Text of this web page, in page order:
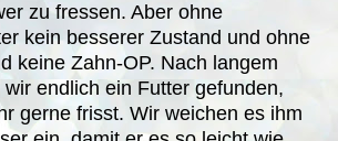
zu fressen. Aber ohne
kein besserer Zustand und ohne
keine Zahn-OP. Nach langem
endlich ein Futter gefunden,
gerne frisst. Wir weichen es ihm